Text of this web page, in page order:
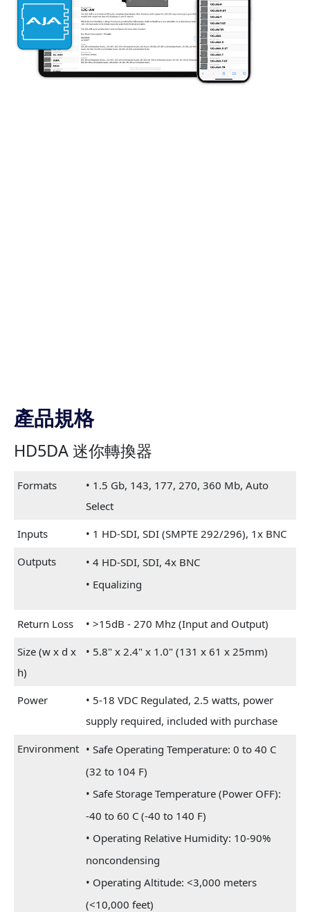
產品規格
HD5DA 迷你轉換器
Formats
• 1.5 Gb, 143, 177, 270, 360 Mb, Auto
Select
Inputs
• 1 HD-SDI, SDI (SMPTE 292/296), 1x BNC
Outputs
• 4 HD-SDI, SDI, 4x BNC
• Equalizing
Return Loss
• >15dB - 270 Mhz (Input and Output)
Size (w x d x
h)
• 5.8" x 2.4" x 1.0" (131 x 61 x 25mm)
Power
• 5-18 VDC Regulated, 2.5 watts, power
supply required, included with purchase
Environment • Safe Operating Temperature: 0 to 40 C
(32 to 104 F)
• Safe Storage Temperature (Power OFF):
-40 to 60 C (-40 to 140 F)
• Operating Relative Humidity: 10-90%
noncondensing
• Operating Altitude: <3,000 meters
(<10,000 feet)